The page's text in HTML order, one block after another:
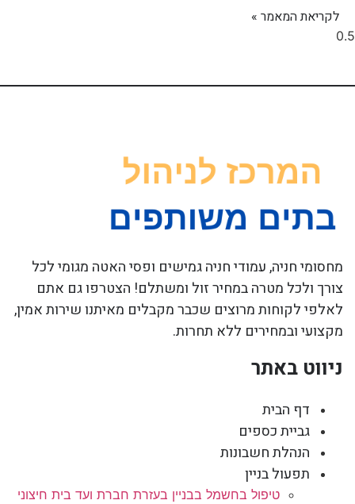
לקריאת המאמר »
מחסומי חניה, עמודי חניה גמישים ופסי האטה מגומי לכל
צורך ולכל מטרה במחיר זול ומשתלם! הצטרפו גם אתם
לאלפי לקוחות מרוצים שכבר מקבלים מאיתנו שירות אמין,
מקצועי ובמחירים ללא תחרות.
ניווט באתר
דף הבית
גביית כספים
הנהלת חשבונות
תפעול בניין
טיפול בחשמל בבניין בעזרת חברת ועד בית חיצוני